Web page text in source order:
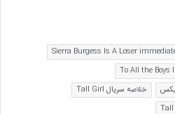
Sierra Burgess Is A Loser
To All the Boys
خلاصه سریال Tall Girl